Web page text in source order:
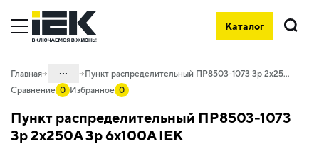
Каталог
Поиск
Главная ...
50. Типовые решения НКУ
Пункт распределительный ПР8503-1073 3p 2х250А 3p 6х100А IEK
Сравнение 0 Избранное 0
Пункт распределительный ПР8503-1073
3p 2х250А 3p 6х100А IEK